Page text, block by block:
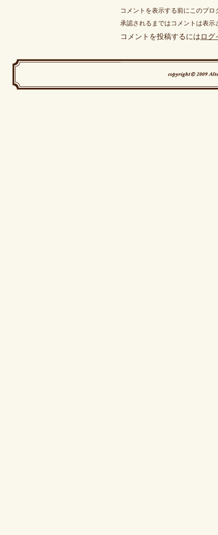
コメントを表示する前にこのブ
承認されるまではコメントは表
コメントを投稿するにはログ